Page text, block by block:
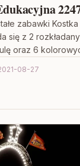
zabawki
się z 2
oraz 6
08-27